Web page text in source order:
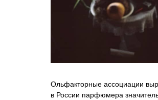
Ольфакторные ассоциации
в России парфюмера